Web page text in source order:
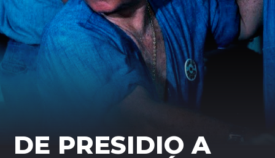
DE PRESIDIO A